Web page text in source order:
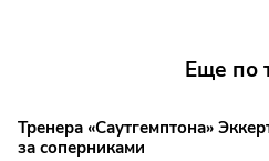
Еще по
Тренера «Саутгемптона»
за соперниками